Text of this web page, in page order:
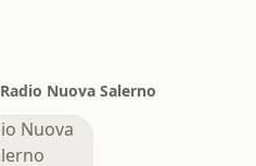
Radio Nuova Salerno